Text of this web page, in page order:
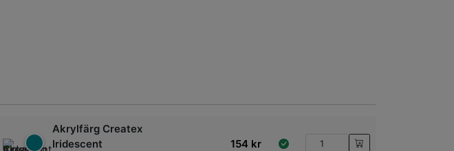
Akrylfärg Createx
Iridescent
154 kr